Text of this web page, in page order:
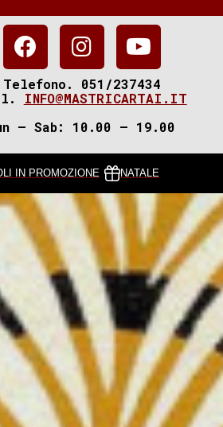
Telefono. 051/237434
INFO@MASTRICARTAI.IT
– Sab: 10.00 – 19.00
IN PROMOZIONE NATALE